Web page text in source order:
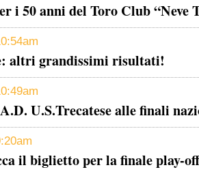
i 50 anni del Toro Club “Neve
altri grandissimi risultati!
U.S.Trecatese alle finali
il biglietto per la finale play-off